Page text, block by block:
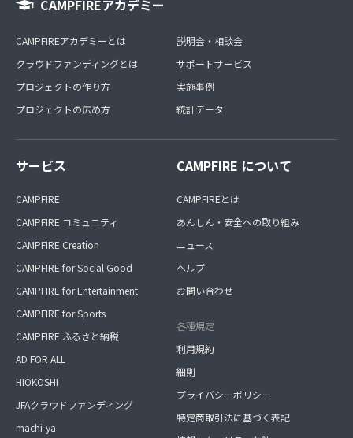
CAMPFIREアカデミー
CAMPFIREアカデミーとは
クラウドファンディングとは
プロジェクトの作り方
プロジェクトの広め方
説明会・相談会
サポートサービス
実施事例
統計データ
サービス
CAMPFIRE
CAMPFIRE コミュニティ
CAMPFIRE Creation
CAMPFIRE for Social Good
CAMPFIRE for Entertainment
CAMPFIRE for Sports
CAMPFIRE ふるさと納税
AD FOR ALL
HIOKOSHI
JFAクラウドファンディング
machi-ya
CAMPFIRE について
CAMPFIREとは
あんしん・安全への取り組み
ニュース
ヘルプ
お問い合わせ
各種規定
利用規約
細則
プライバシーポリシー
特定商取引法に基づく表記